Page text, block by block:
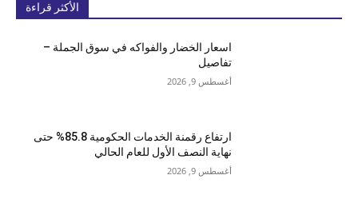
الأكثر قراءة
اسعار الخضار والفواكه في سوق الجملة –
تفاصيل
أغسطس 9, 2026
ارتفاع رقمنة الخدمات الحكومية 85.8% حتى
نهاية النصف الأول للعام الحالي
أغسطس 9, 2026